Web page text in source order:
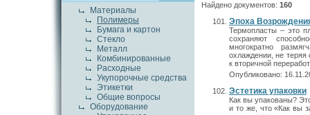
Материалы
Полимеры
Бумага и картон
Стекло
Металл
Комбинированные
Расходные
Укупорочные средства
Этикетки
Общие вопросы
Оборудование
Найдено документов: 160
Эпоха
Термопласты – это
сохраняют
многократно
охлаждении, не теряя
к вторичной
Опубликовано:
Эстетика упаковки
Как вы упакованы?
и то же, что «Как вы